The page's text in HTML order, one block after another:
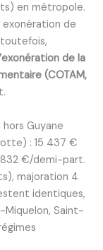
en métropole.
de
de la
(COTAM,
Guyane
: 15 437 €
€/demi-part.
majoration 4
identiques,
Miquelon, Saint-